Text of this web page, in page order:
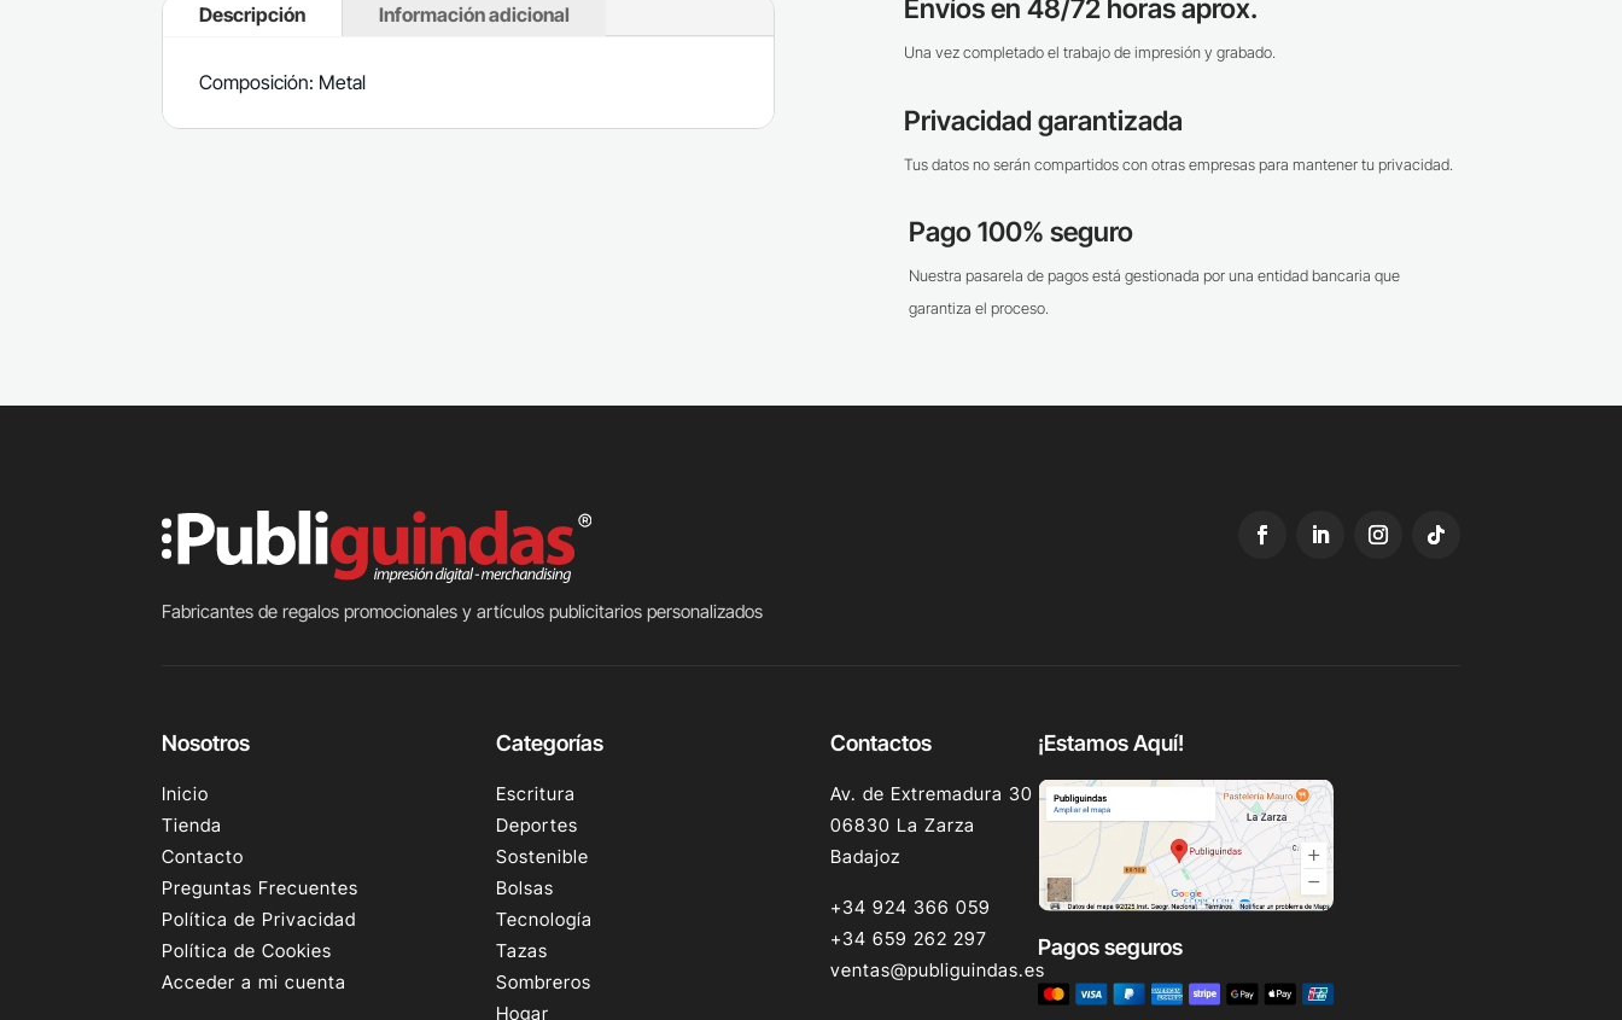
Descripción Información adicional
Composición: Metal
Envíos en 48/72 horas aprox.
Una vez completado el trabajo de impresión y grabado.
Privacidad garantizada
Tus datos no serán compartidos con otras empresas para mantener tu privacidad.
Pago 100% seguro
Nuestra pasarela de pagos está gestionada por una entidad bancaria que
garantiza el proceso.
Fabricantes de regalos promocionales y artículos publicitarios personalizados
Nosotros
Inicio
Tienda
Contacto
Preguntas Frecuentes
Política de Privacidad
Política de Cookies
Acceder a mi cuenta
Categorías
Escritura
Deportes
Sostenible
Bolsas
Tecnología
Tazas
Sombreros
Hogar
Contactos
Av. de Extremadura 30
06830 La Zarza
Badajoz
+34 924 366 059
+34 659 262 297
ventas@publiguindas.es
¡Estamos Aquí!
Pagos seguros